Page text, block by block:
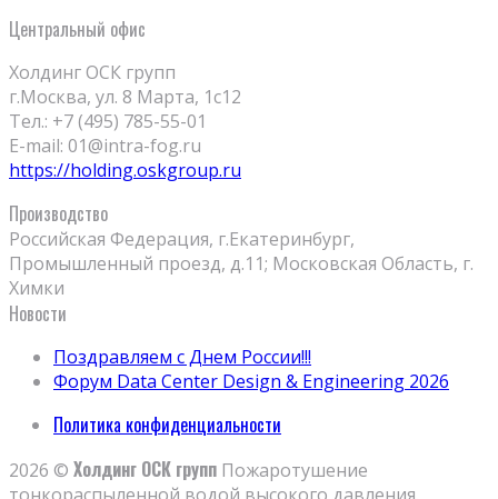
Центральный офис
Холдинг ОСК групп
г.Москва, ул. 8 Марта, 1с12
Тел.: +7 (495) 785-55-01
E-mail: 01@intra-fog.ru
https://holding.oskgroup.ru
Производство
Российская Федерация, г.Екатеринбург,
Промышленный проезд, д.11; Московская Область, г.
Химки
Новости
Поздравляем с Днем России!!!
Форум Data Center Design & Engineering 2026
Политика конфиденциальности
2026 © Холдинг ОСК групп Пожаротушение